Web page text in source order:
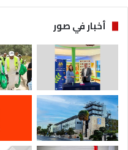
أخبار في صور